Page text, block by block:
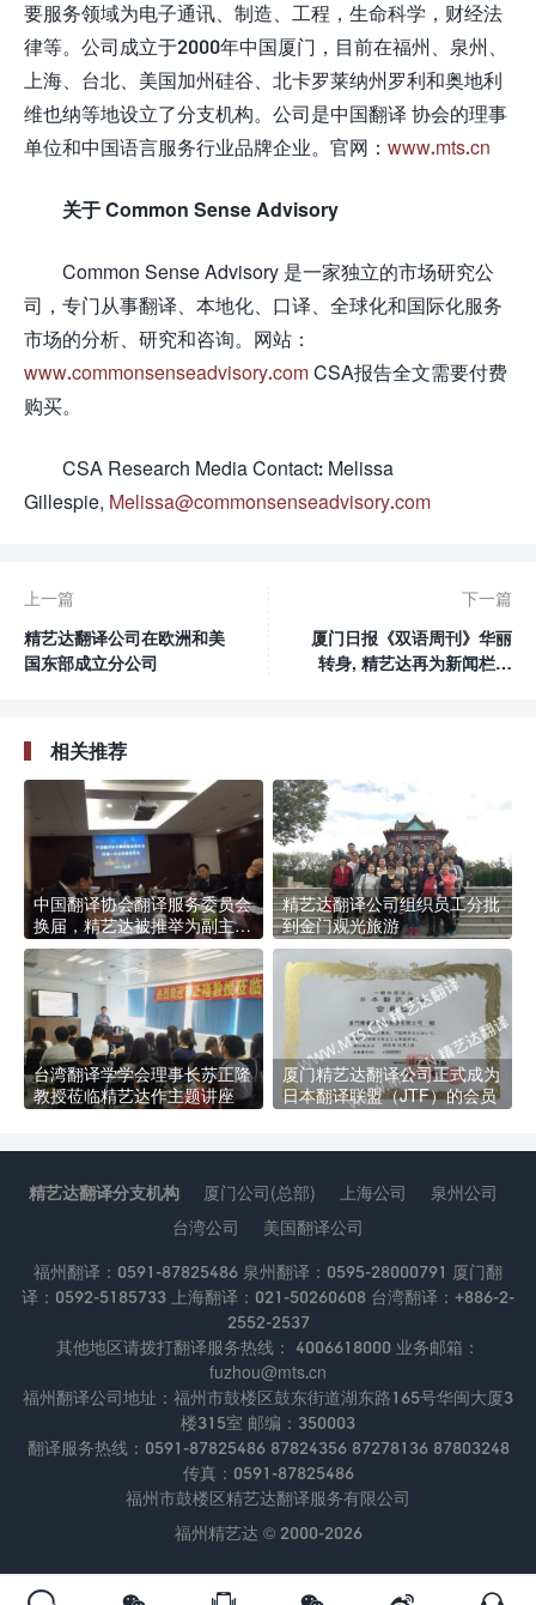
要服务领域为电子通讯、制造、工程，生命科学，财经法
律等。公司成立于2000年中国厦门，目前在福州、泉州、
上海、台北、美国加州硅谷、北卡罗莱纳州罗利和奥地利
维也纳等地设立了分支机构。公司是中国翻译 协会的理事
单位和中国语言服务行业品牌企业。官网： www.mts.cn
关于 Common Sense Advisory
Common Sense Advisory 是一家独立的市场研究公
司，专门从事翻译、本地化、口译、全球化和国际化服务
市场的分析、研究和咨询。网站：
www.commonsenseadvisory.com CSA报告全文需要付费
购买。
CSA Research Media Contact: Melissa
Gillespie, Melissa@commonsenseadvisory.com
上一篇
精艺达翻译公司在欧洲和美
国东部成立分公司
下一篇
厦门日报《双语周刊》华丽
转身, 精艺达再为新闻栏目
相关推荐
中国翻译协会翻译服务委员会
换届，精艺达被推举为副主任
单位
精艺达翻译公司组织员工分批
到金门观光旅游
台湾翻译学学会理事长苏正隆
教授莅临精艺达作主题讲座
厦门精艺达翻译公司正式成为
日本翻译联盟（JTF）的会员
精艺达翻译分支机构 厦门公司(总部) 上海公司
泉州公司
台湾公司
美国翻译公司
福州翻译：0591-87825486 泉州翻译：0595-28000791 厦门翻
译：0592-5185733 上海翻译：021-50260608 台湾翻译：+886-2-
2552-2537
其他地区请拨打翻译服务热线： 4006618000 业务邮箱：
fuzhou@mts.cn
福州翻译公司地址：福州市鼓楼区鼓东街道湖东路165号华闽大厦3
楼315室 邮编：350003
翻译服务热线：0591-87825486 87824356 87278136 87803248
传真：0591-87825486
福州市鼓楼区精艺达翻译服务有限公司
福州精艺达 © 2000-2026